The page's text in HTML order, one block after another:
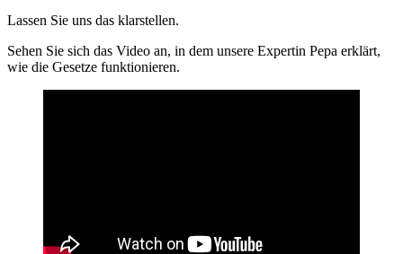
Lassen Sie uns das klarstellen.
Sehen Sie sich das Video an, in dem unsere Expertin Pepa erklärt,
wie die Gesetze funktionieren.